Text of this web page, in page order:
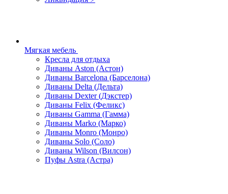
Мягкая мебель
Кресла для отдыха
Диваны Aston (Астон)
Диваны Barcelona (Барселона)
Диваны Delta (Дельта)
Диваны Dexter (Дэкстер)
Диваны Felix (Феликс)
Диваны Gamma (Гамма)
Диваны Marko (Марко)
Диваны Monro (Монро)
Диваны Solo (Соло)
Диваны Wilson (Вилсон)
Пуфы Astra (Астра)